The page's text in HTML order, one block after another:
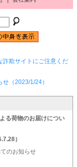
詐欺サイトにご注意くだ
（2023/1/24）
る荷物のお届けについ
）
のお知らせ